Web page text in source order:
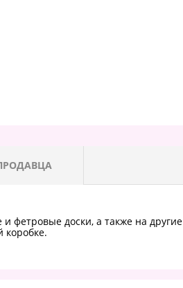
фетровые доски, а также на